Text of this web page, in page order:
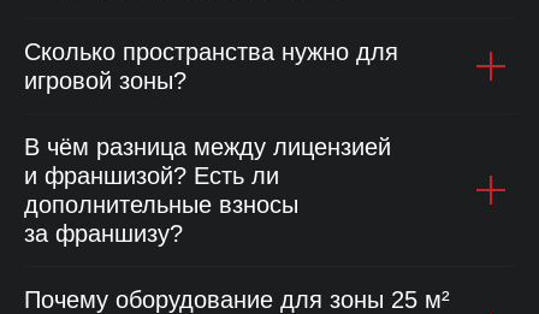
Сколько пространства нужно для
игровой зоны?
В чём разница между лицензией
и франшизой? Есть ли
дополнительные взносы
за франшизу?
Почему оборудование для зоны 25 м²